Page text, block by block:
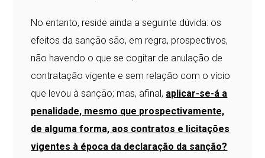
No entanto, reside ainda a seguinte dúvida: os
efeitos da sanção são, em regra, prospectivos,
não havendo o que se cogitar de anulação de
contratação vigente e sem relação com o vício
que levou à sanção; mas, afinal, aplicar-se-á a
penalidade, mesmo que prospectivamente,
de alguma forma, aos contratos e licitações
vigentes à época da declaração da sanção?